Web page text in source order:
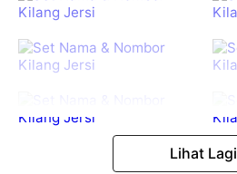
Lihat Lagi